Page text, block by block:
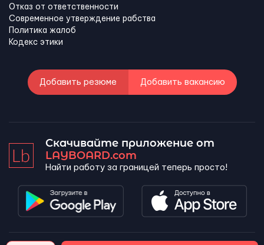
Отказ от ответственности
Современное утверждение рабства
Политика жалоб
Кодекс этики
Добавить резюме Добавить вакансию
Скачивайте приложение от
LAYBOARD.com
Найти работу за границей теперь просто!